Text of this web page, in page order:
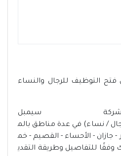
التوظيف للرجال والنساء
سيمبل
/ نساء) في عدة مناطق بالم
- جازان - الأحساء - القصيم - خم
للتفاصيل وطريقة التقدي